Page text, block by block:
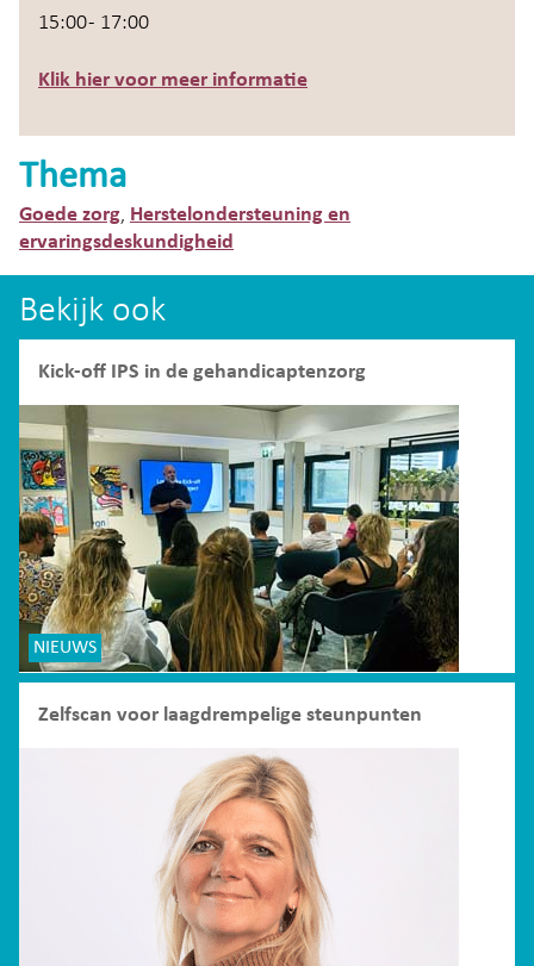
15:00 - 17:00
Klik hier voor meer informatie
Thema
Goede zorg, Herstelondersteuning en
ervaringsdeskundigheid
Bekijk ook
Kick-off IPS in de gehandicaptenzorg
NIEUWS
Zelfscan voor laagdrempelige steunpunten